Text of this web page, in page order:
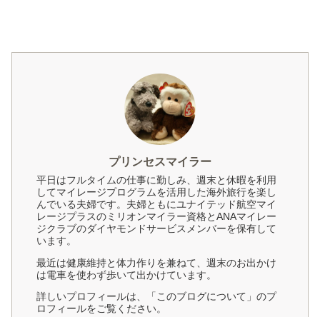
プリンセスマイラー
平日はフルタイムの仕事に勤しみ、週末と休暇を利用
してマイレージプログラムを活用した海外旅行を楽し
んでいる夫婦です。夫婦ともにユナイテッド航空マイ
レージプラスのミリオンマイラー資格とANAマイレー
ジクラブのダイヤモンドサービスメンバーを保有して
います。
最近は健康維持と体力作りを兼ねて、週末のお出かけ
は電車を使わず歩いて出かけています。
詳しいプロフィールは、「このブログについて」のプ
ロフィールをご覧ください。